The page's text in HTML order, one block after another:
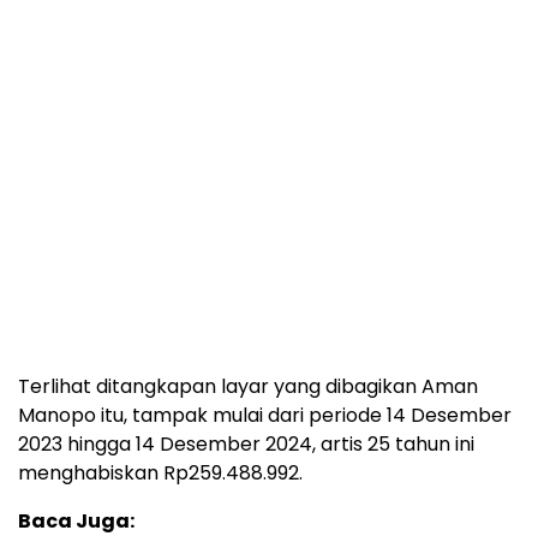
Terlihat ditangkapan layar yang dibagikan Aman
Manopo itu, tampak mulai dari periode 14 Desember
2023 hingga 14 Desember 2024, artis 25 tahun ini
menghabiskan Rp259.488.992.
Baca Juga: